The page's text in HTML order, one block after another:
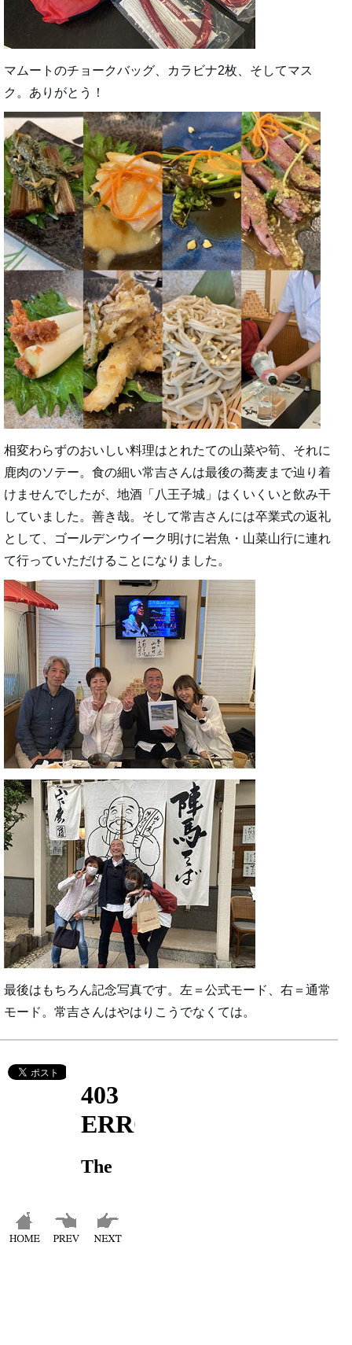
マムートのチョークバッグ、カラビナ2枚、そしてマス
ク。ありがとう！
相変わらずのおいしい料理はとれたての山菜や筍、それに
鹿肉のソテー。食の細い常吉さんは最後の蕎麦まで辿り着
けませんでしたが、地酒「八王子城」はくいくいと飲み干
していました。善き哉。そして常吉さんには卒業式の返礼
として、ゴールデンウイーク明けに岩魚・山菜山行に連れ
て行っていただけることになりました。
最後はもちろん記念写真です。左＝公式モード、右＝通常
モード。常吉さんはやはりこうでなくては。